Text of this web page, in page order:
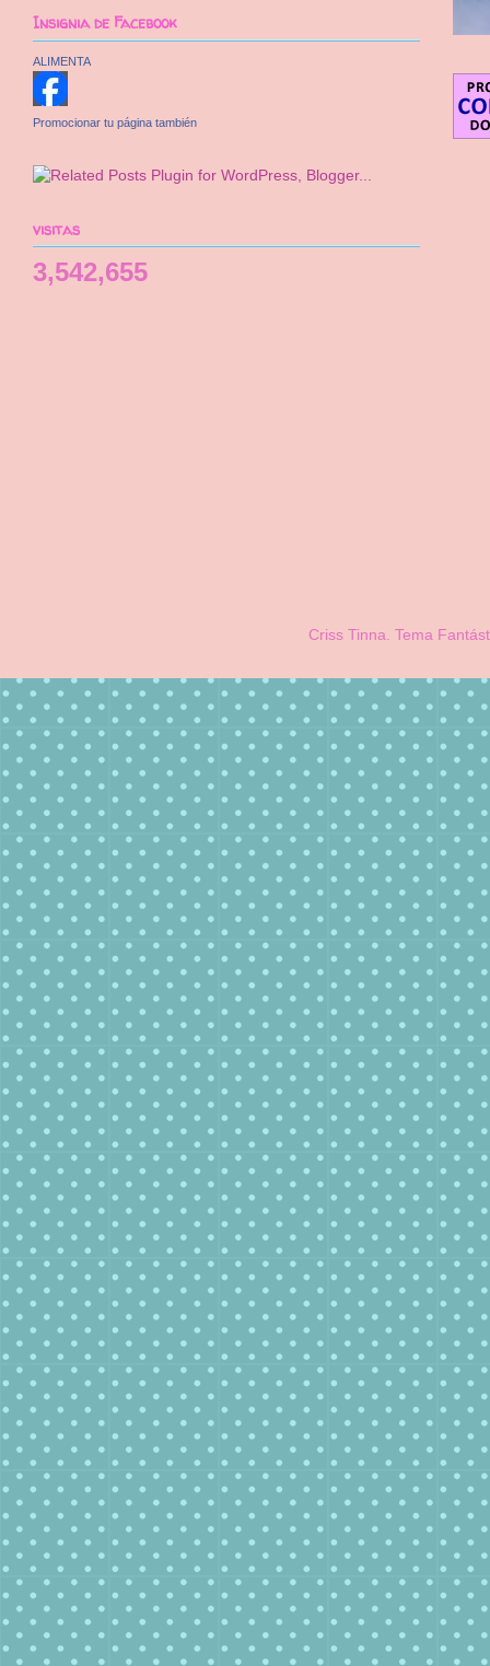
Insignia de Facebook
ALIMENTA
Promocionar tu página también
visitas
3,542,655
Criss Tinna. Tema